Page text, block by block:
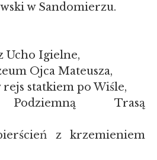
w Sandomierzu.
Ucho Igielne,
Ojca Mateusza,
statkiem po Wiśle,
Trasą
z krzemieniem